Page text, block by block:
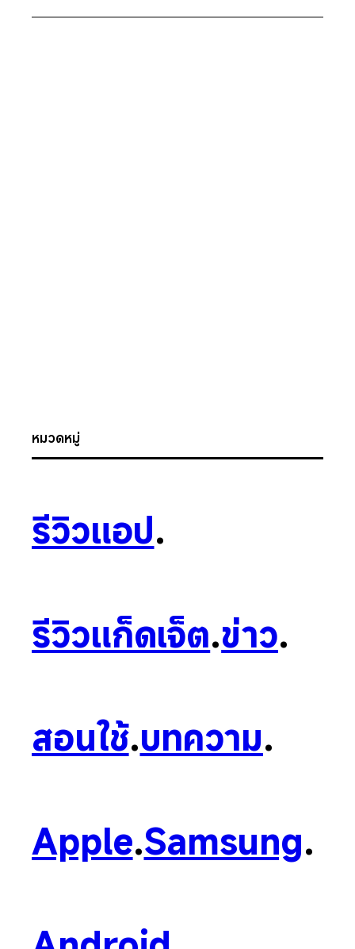
หมวดหมู่
รีวิวแอป.
รีวิวแก็ดเจ็ต.ข่าว.
สอนใช้.บทความ.
Apple.Samsung.